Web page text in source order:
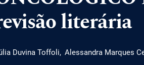
literária
Duvina Toffoli Alessandra Marques